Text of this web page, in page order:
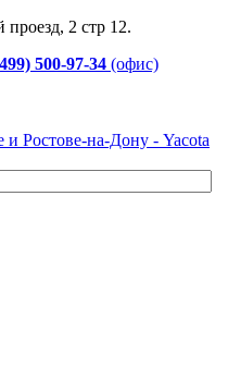
2 стр 12.
500-97-34 (офис)